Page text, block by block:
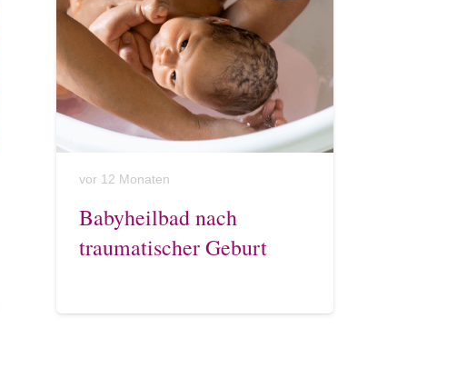
vor 12 Monaten
Babyheilbad nach
traumatischer Geburt